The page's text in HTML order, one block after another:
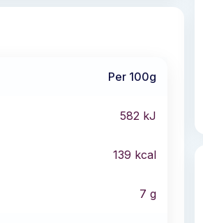
Per 100g
582 kJ
139 kcal
7 g